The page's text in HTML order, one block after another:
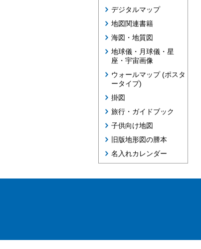
デジタルマップ
地図関連書籍
海図・地質図
地球儀・月球儀・星
座・宇宙画像
ウォールマップ (ポスタ
ータイプ)
掛図
旅行・ガイドブック
子供向け地図
旧版地形図の謄本
名入れカレンダー